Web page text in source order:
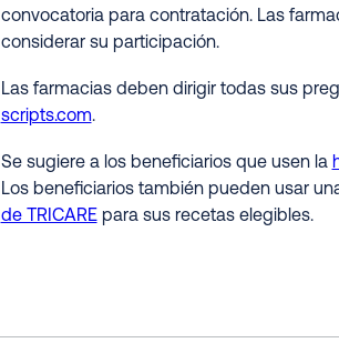
convocatoria para contratación. Las
considerar su participación.
Las farmacias deben dirigir todas sus
scripts.com.
Se sugiere a los beneficiarios que usen la
Los beneficiarios también pueden usar
de TRICAREpara sus recetas elegibles.